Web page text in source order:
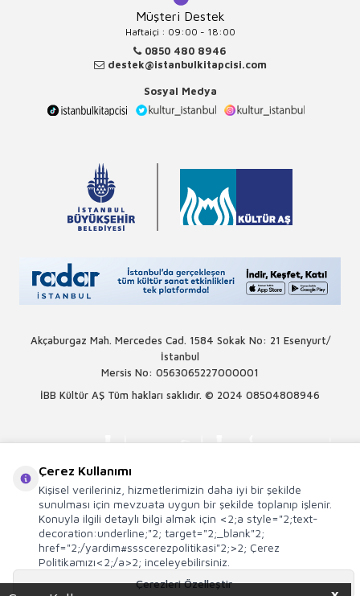
Müşteri Destek
Haftaiçi : 09:00 - 18:00
0850 480 8946
destek@istanbulkitapcisi.com
Sosyal Medya
Akçaburgaz Mah. Mercedes Cad. 1584 Sokak No: 21 Esenyurt/
İstanbul
Mersis No: 0563065227000001
İBB Kültür AŞ Tüm hakları saklıdır. © 2024 08504808946
Çerez Kullanımı
Kişisel verileriniz, hizmetlerimizin daha iyi bir şekilde
sunulması için mevzuata uygun bir şekilde toplanıp işlenir.
Konuyla ilgili detaylı bilgi almak için <2;a style="2;text-
decoration:underline;"2; target="2;_blank"2;
href="2;/yardim#ssscerezpolitikasi"2;>2; Çerez
Politikamızı<2;/a>2; inceleyebilirsiniz.
Çerezleri Özelleştir